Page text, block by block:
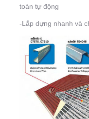
toàn tự động
-Lắp dựng nhanh và